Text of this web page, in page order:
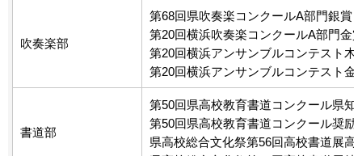
吹奏楽部
第68回県吹奏楽コンクールA部門銀賞
第20回横浜吹奏楽コンクールA部門金
第20回横浜アンサンブルコンテスト
第20回横浜アンサンブルコンテスト金
書道部
第50回県高校教育書道コンクール県知
第50回県高校教育書道コンクール奨励
県高校総合文化祭第56回高校書道展高